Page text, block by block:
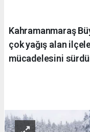
Kahramanmaraş
çok yağış alan
mücadelesini